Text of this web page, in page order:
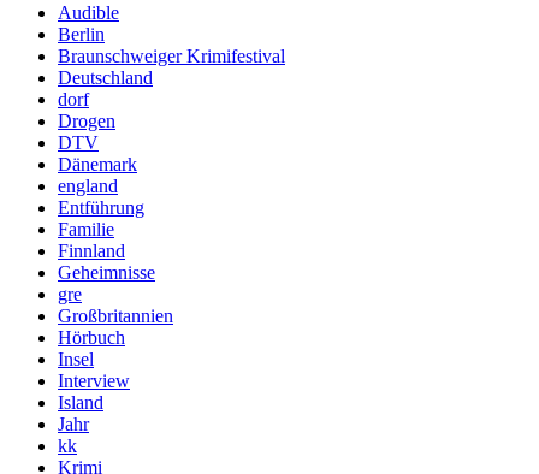
Audible
Berlin
Braunschweiger Krimifestival
Deutschland
dorf
Drogen
DTV
Dänemark
england
Entführung
Familie
Finnland
Geheimnisse
gre
Großbritannien
Hörbuch
Insel
Interview
Island
Jahr
kk
Krimi